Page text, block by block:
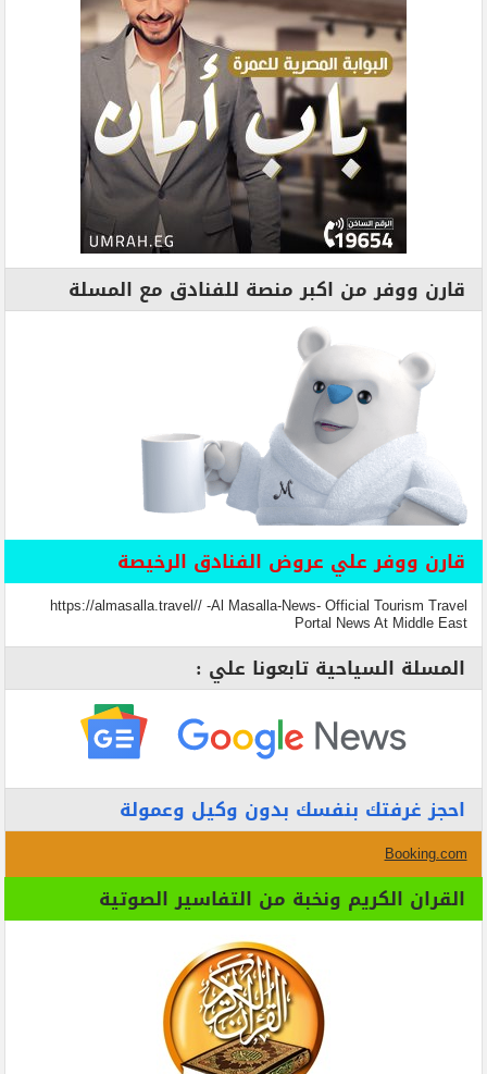
قارن ووفر من اكبر منصة للفنادق مع المسلة
قارن ووفر علي عروض الفنادق الرخيصة
https://almasalla.travel// -Al Masalla-News- Official Tourism Travel
Portal News At Middle East
المسلة السياحية تابعونا علي :
احجز غرفتك بنفسك بدون وكيل وعمولة
Booking.com
القران الكريم ونخبة من التفاسير الصوتية